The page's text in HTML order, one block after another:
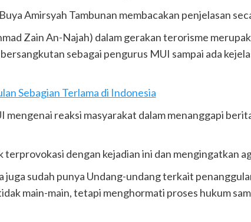
Amirsyah Tambunan membacakan penjelasan
Zain An-Najah) dalam gerakan terorisme
sebagai pengurus MUI sampai ada
Sebagian Terlama di Indonesia
reaksi masyarakat dalam menanggapi
dengan kejadian ini dan mengingatkan
juga sudah punya Undang-undang terkait
main-main, tetapi menghormati proses hukum